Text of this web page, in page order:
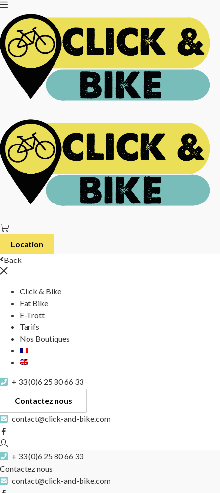
Location
Back
Click & Bike
Fat Bike
E-Trott
Tarifs
Nos Boutiques
+ 33 (0)6 25 80 66 33
Contactez nous
contact@click-and-bike.com
+ 33 (0)6 25 80 66 33
Contactez nous
contact@click-and-bike.com